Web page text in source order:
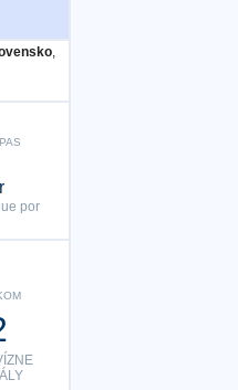
,
por